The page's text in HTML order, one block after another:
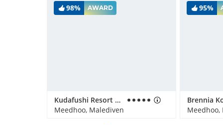
98% AWARD
Kudafushi Resort & Spa
Meedhoo, Malediven
95%
Brennia